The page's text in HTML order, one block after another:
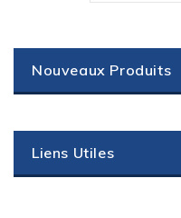
Nouveaux Produits
Liens Utiles